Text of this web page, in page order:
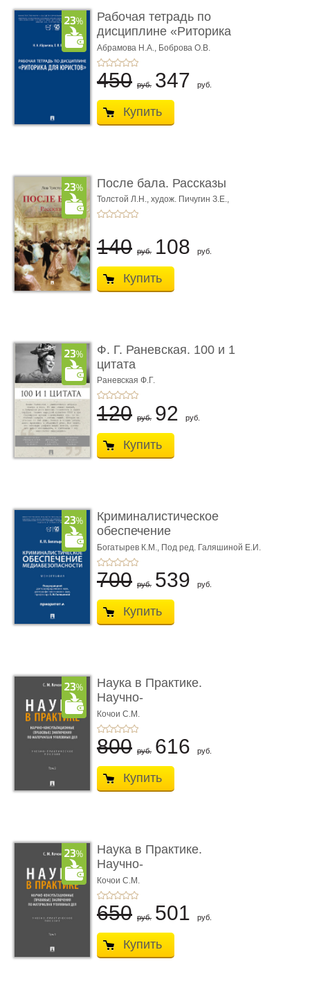
Рабочая тетрадь по
дисциплине «Риторика
для ю� ...
Абрамова Н.А., Боброва О.В.
450 руб. 347 руб.
Купить
После бала. Рассказы
Толстой Л.Н., худож. Пичугин З.Е.,
худож. Лебедев А.И.,
140 руб. 108 руб.
Купить
Ф. Г. Раневская. 100 и 1
цитата
Раневская Ф.Г.
120 руб. 92 руб.
Купить
Криминалистическое
обеспечение
медиабезопас� ...
Богатырев К.М., Под ред. Галяшиной Е.И.
700 руб. 539 руб.
Купить
Наука в Практике.
Научно-
консультационные (пра
...
Кочои С.М.
800 руб. 616 руб.
Купить
Наука в Практике.
Научно-
консультационные (пра
...
Кочои С.М.
650 руб. 501 руб.
Купить